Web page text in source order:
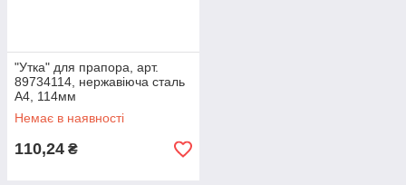
"Утка" для прапора, арт.
89734114, нержавіюча сталь
А4, 114мм
Немає в наявності
110,24 ₴